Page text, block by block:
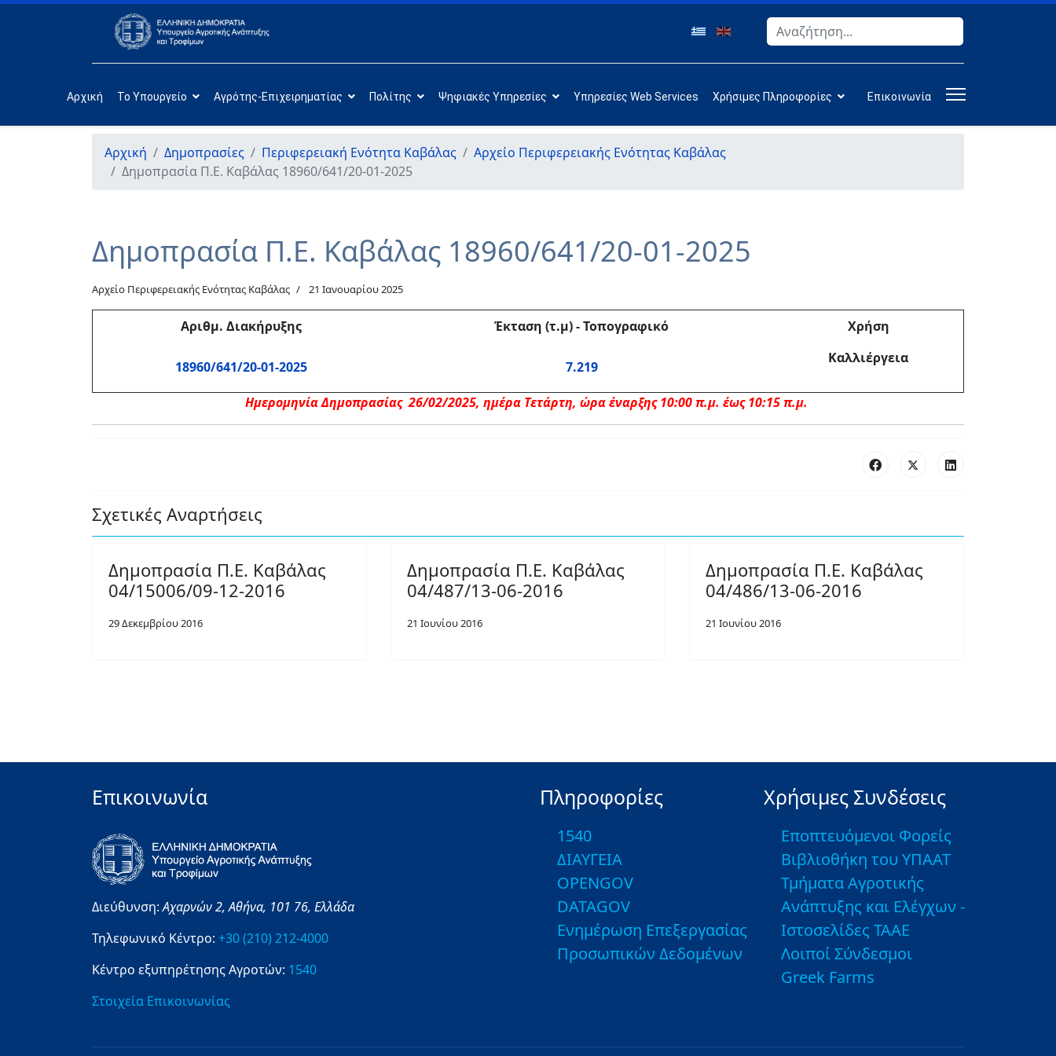
Αναζήτηση
Αρχική Το Υπουργείο Αγρότης-Επιχειρηματίας Πολίτης Ψηφιακές Υπηρεσίες Υπηρεσίες Web Services Χρήσιμες Πληροφορίες Επικοινωνία
Αρχική Δημοπρασίες Περιφερειακή Ενότητα Καβάλας
Αρχείο Περιφερειακής Ενότητας Καβάλας
Δημοπρασία Π.Ε. Καβάλας 18960/641/20-01-2025
Δημοπρασία Π.Ε. Καβάλας 18960/641/20-01-2025
Αρχείο Περιφερειακής Ενότητας Καβάλας 21 Ιανουαρίου 2025
Αριθμ. Διακήρυξης Έκταση (τ.μ)-Τοπογραφικό Χρήση
18960/641/20-01-2025 7.219
Καλλιέργεια
Ημερομηνία Δημοπρασίας 26/02/2025, ημέρα Τετάρτη, ώρα έναρξης 10:00 π.μ. έως 10:15 π.μ.
Σχετικές Αναρτήσεις
Δημοπρασία Π.Ε. Καβάλας
04/15006/09-12-2016
29 Δεκεμβρίου 2016
Δημοπρασία Π.Ε. Καβάλας
04/487/13-06-2016
21 Ιουνίου 2016
Δημοπρασία Π.Ε. Καβάλας
04/486/13-06-2016
21 Ιουνίου 2016
Επικοινωνία
Διεύθυνση:Αχαρνών 2,Αθήνα, 101 76, Ελλάδα
Τηλεφωνικό Κέντρο: +30 (210) 212-4000
Κέντρο εξυπηρέτησης Αγροτών: 1540
Στοιχεία Επικοινωνίας
Πληροφορίες
1540
ΔΙΑΥΓΕΙΑ
OPENGOV
DATAGOV
Ενημέρωση Επεξεργασίας
Προσωπικών Δεδομένων
Χρήσιμες Συνδέσεις
Εποπτευόμενοι Φορείς
Βιβλιοθήκη του ΥΠΑΑΤ
Τμήματα Αγροτικής
Ανάπτυξης και Ελέγχων -
Ιστοσελίδες ΤΑΑΕ
Λοιποί Σύνδεσμοι
Greek Farms